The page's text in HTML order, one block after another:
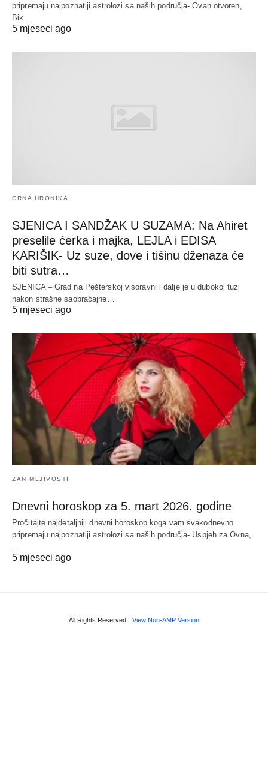
pripremaju najpoznatiji astrolozi sa naših područja- Ovan otvoren,
Bik…
5 mjeseci ago
CRNA HRONIKA
SJENICA I SANDŽAK U SUZAMA: Na Ahiret
preselile ćerka i majka, LEJLA i EDISA
KARIŠIK- Uz suze, dove i tišinu dženaza će
biti sutra…
SJENICA – Grad na Pešterskoj visoravni i dalje je u dubokoj tuzi
nakon strašne saobraćajne…
5 mjeseci ago
ZANIMLJIVOSTI
Dnevni horoskop za 5. mart 2026. godine
Pročitajte najdetaljniji dnevni horoskop koga vam svakodnevno
pripremaju najpoznatiji astrolozi sa naših područja- Uspjeh za Ovna,
…
5 mjeseci ago
All Rights Reserved View Non-AMP Version